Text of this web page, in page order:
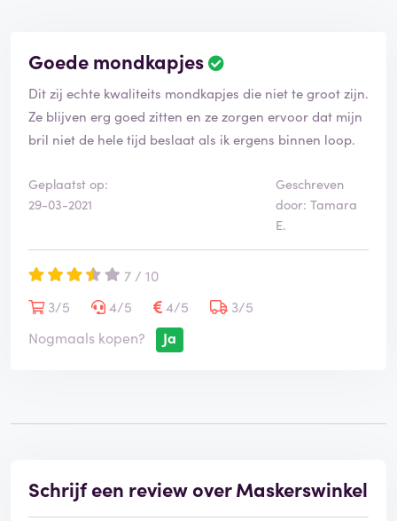
Goede mondkapjes
Dit zij echte kwaliteits mondkapjes die niet te groot zijn.
Ze blijven erg goed zitten en ze zorgen ervoor dat mijn
bril niet de hele tijd beslaat als ik ergens binnen loop.
Geplaatst op:
29-03-2021
Geschreven
door: Tamara
E.
7 / 10
3/5
4/5 4/5
3/5
Nogmaals kopen?
Ja
Schrijf een review over Maskerswinkel